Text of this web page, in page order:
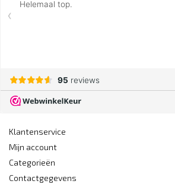
Klantenservice
Mijn account
Categorieën
Contactgegevens